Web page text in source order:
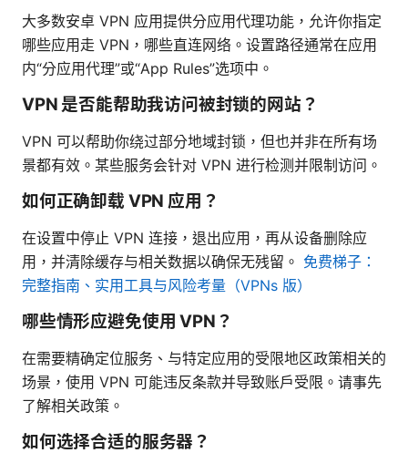
大多数安卓 VPN 应用提供分应用代理功能，允许你指定
哪些应用走 VPN，哪些直连网络。设置路径通常在应用
内“分应用代理”或“App Rules”选项中。
VPN 是否能帮助我访问被封锁的网站？
VPN 可以帮助你绕过部分地域封锁，但也并非在所有场
景都有效。某些服务会针对 VPN 进行检测并限制访问。
如何正确卸载 VPN 应用？
在设置中停止 VPN 连接，退出应用，再从设备删除应
用，并清除缓存与相关数据以确保无残留。 免费梯子：
完整指南、实用工具与风险考量（VPNs 版）
哪些情形应避免使用 VPN？
在需要精确定位服务、与特定应用的受限地区政策相关的
场景，使用 VPN 可能违反条款并导致账户受限。请事先
了解相关政策。
如何选择合适的服务器？